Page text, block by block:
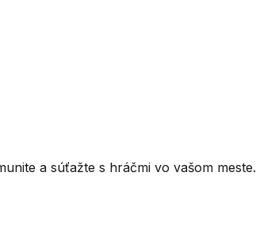
a súťažte s hráčmi vo vašom meste.